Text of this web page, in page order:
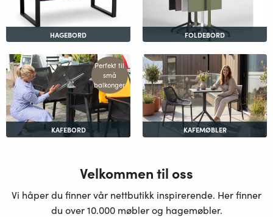
HAGEBORD FOLDEBORD
Perfekt til
små
balkonger
KAFEBORD KAFEMØBLER
Velkommen til oss
Vi håper du finner vår nettbutikk inspirerende. Her finner
du over 10.000 møbler og hagemøbler.